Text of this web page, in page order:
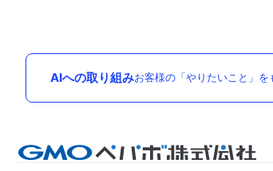
AIへの取り組みお客様の「やりたいこと」を